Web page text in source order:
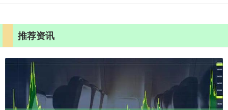
推荐资讯